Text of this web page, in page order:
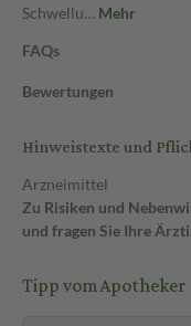
Schwellu… Mehr
FAQs
Bewertungen
Hinweistexte und
Arzneimittel
Zu Risiken und
und fragen Sie Ihre
Tipp vom Apotheker